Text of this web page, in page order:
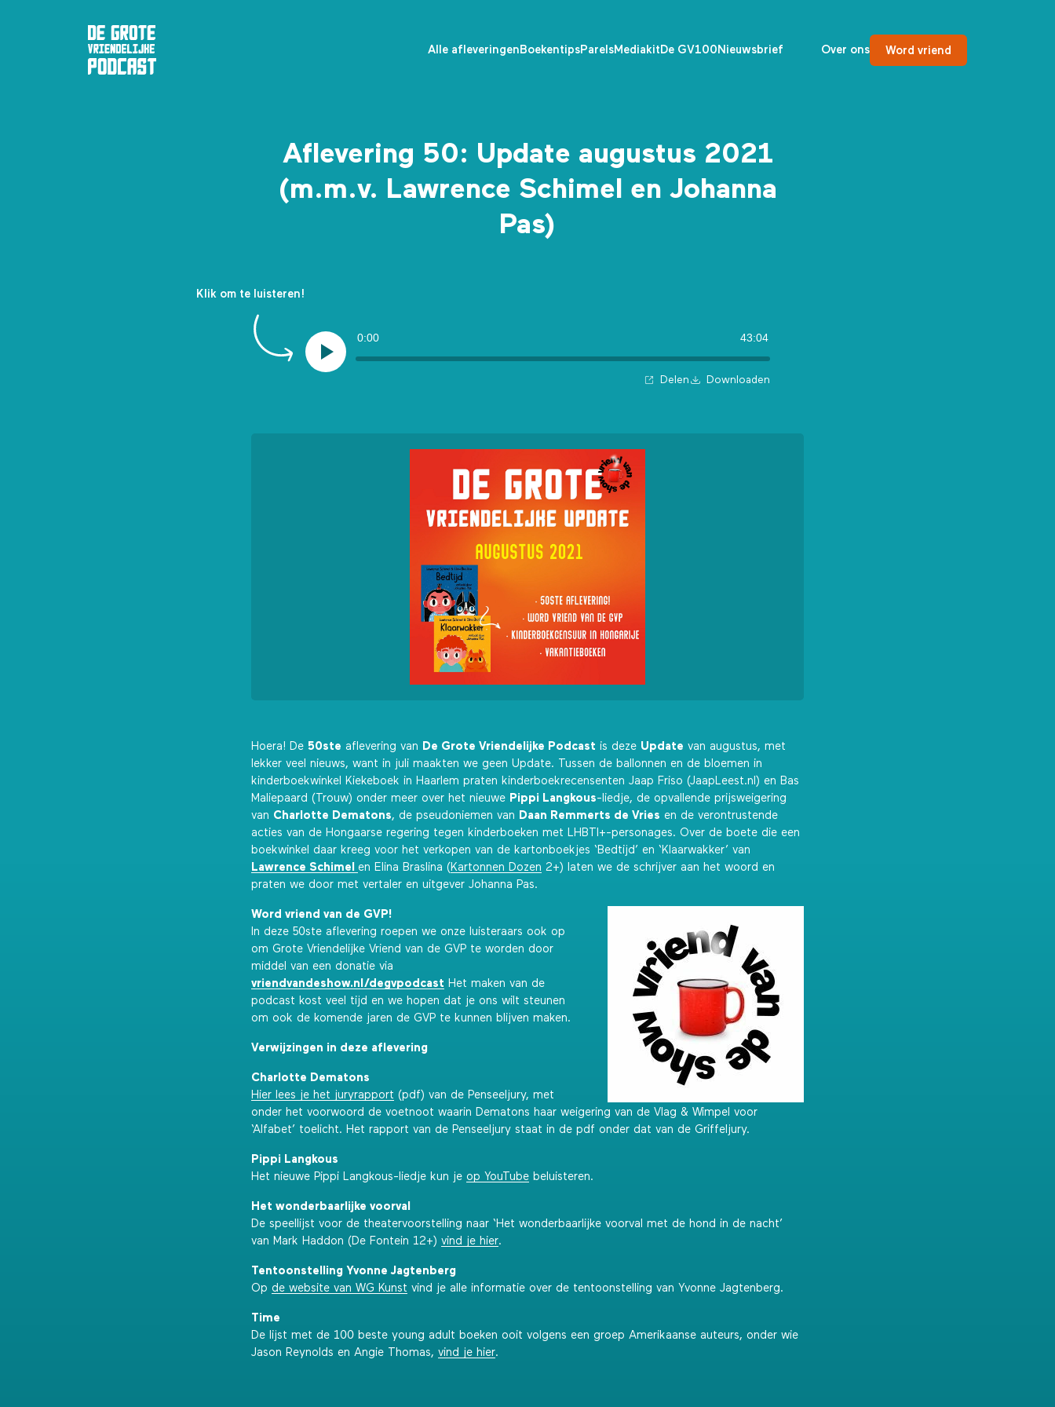
Alle afleveringen BoekentipsParelsMediakit De GV100 Nieuwsbrief Over ons Word vriend
Aflevering 50: Update augustus 2021
(m.m.v. Lawrence Schimel en Johanna
Pas)
Klik om te luisteren!
0:00 43:04
Delen Downloaden
Hoera! De 50ste aflevering van De Grote Vriendelijke Podcast is deze Update van augustus, met
lekker veel nieuws, want in juli maakten we geen Update. Tussen de ballonnen en de bloemen in
kinderboekwinkel Kiekeboek in Haarlem praten kinderboekrecensenten Jaap Friso (JaapLeest.nl) en Bas
Maliepaard (Trouw) onder meer over het nieuwe Pippi Langkous-liedje, de opvallende prijsweigering
van Charlotte Dematons, de pseudoniemen van Daan Remmerts de Vries en de verontrustende
acties van de Hongaarse regering tegen kinderboeken met LHBTI+-personages. Over de boete die een
boekwinkel daar kreeg voor het verkopen van de kartonboekjes ‘Bedtijd’ en ‘Klaarwakker’ van
Lawrence Schimel en Elina Braslina ( Kartonnen Dozen 2+) laten we de schrijver aan het woord en
praten we door met vertaler en uitgever Johanna Pas.
Word vriend van de GVP!
In deze 50ste aflevering roepen we onze luisteraars ook op
om Grote Vriendelijke Vriend van de GVP te worden door
middel van een donatie via
vriendvandeshow.nl/degvpodcast Het maken van de
podcast kost veel tijd en we hopen dat je ons wilt steunen
om ook de komende jaren de GVP te kunnen blijven maken.
Verwijzingen in deze aflevering
Charlotte Dematons
Hier lees je het juryrapport (pdf) van de Penseeljury, met
onder het voorwoord de voetnoot waarin Dematons haar weigering van de Vlag & Wimpel voor
‘Alfabet’ toelicht. Het rapport van de Penseeljury staat in de pdf onder dat van de Griffeljury.
Pippi Langkous
Het nieuwe Pippi Langkous-liedje kun je op YouTube beluisteren.
Het wonderbaarlijke voorval
De speellijst voor de theatervoorstelling naar ‘Het wonderbaarlijke voorval met de hond in de nacht’
van Mark Haddon (De Fontein 12+) vind je hier.
Tentoonstelling Yvonne Jagtenberg
Op de website van WG Kunst vind je alle informatie over de tentoonstelling van Yvonne Jagtenberg.
Time
De lijst met de 100 beste young adult boeken ooit volgens een groep Amerikaanse auteurs, onder wie
Jason Reynolds en Angie Thomas, vind je hier.